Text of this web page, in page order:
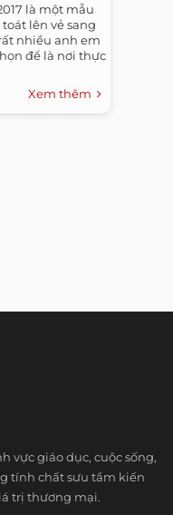
là một mẫu
lên vẻ sang
nhiều anh em
để là nơi thực
Xem thêm
vực giáo dục, cuộc sống,
tính chất sưu tầm kiến
trị thương mại.